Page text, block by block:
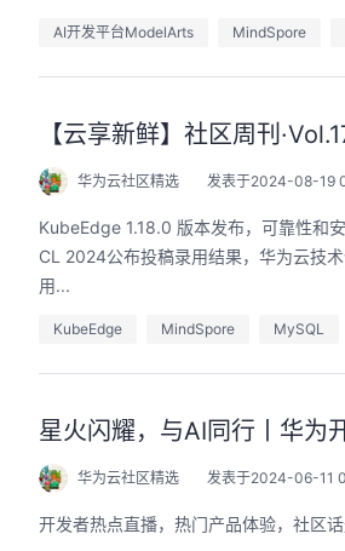
AI开发平台ModelArts MindSpore
【云享新鲜】社区周刊
华为云社区精选 发表于2024-08-19
KubeEdge 1.18.0 版本发布，可靠性和
CL 2024公布投稿录用结果，华为云技
用...
KubeEdge MindSpore MySQL
星火闪耀，与AI同行丨华为
华为云社区精选 发表于2024-06-11
开发者热点直播，热门产品体验，社区